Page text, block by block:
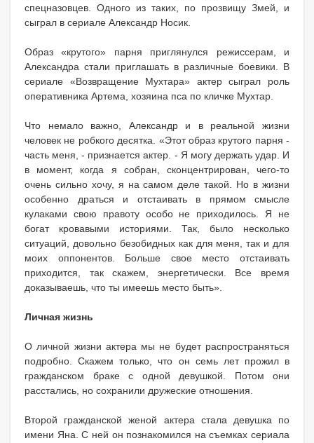
спецназовцев. Одного из таких, по прозвищу Змей, и
сыграл в сериале Александр Носик.
Образ «крутого» парня приглянулся режиссерам, и
Александра стали приглашать в различные боевики. В
сериале «Возвращение Мухтара» актер сыграл роль
оперативника Артема, хозяина пса по кличке Мухтар.
Что немало важно, Александр и в реальной жизни
человек не робкого десятка. «Этот образ крутого парня -
часть меня, - признается актер. - Я могу держать удар. И
в момент, когда я собран, сконцентрирован, чего-то
очень сильно хочу, я на самом деле такой. Но в жизни
особенно драться и отстаивать в прямом смысле
кулаками свою правоту особо не приходилось. Я не
богат кровавыми историями. Так, было несколько
ситуаций, довольно безобидных как для меня, так и для
моих оппонентов. Больше свое место отстаивать
приходится, так скажем, энергетически. Все время
доказываешь, что ты имеешь место быть».
Личная жизнь
О личной жизни актера мы не будет распространяться
подробно. Скажем только, что он семь лет прожил в
гражданском браке с одной девушкой. Потом они
расстались, но сохранили дружеские отношения.
Второй гражданской женой актера стала девушка по
имени Яна. С ней он познакомился на съемках сериала